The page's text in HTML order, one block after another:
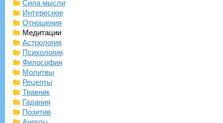
Сила мысли
Интересное
Отношения
Медитации
Астрология
Психология
Философия
Молитвы
Рецепты
Травник
Гадания
Позитив